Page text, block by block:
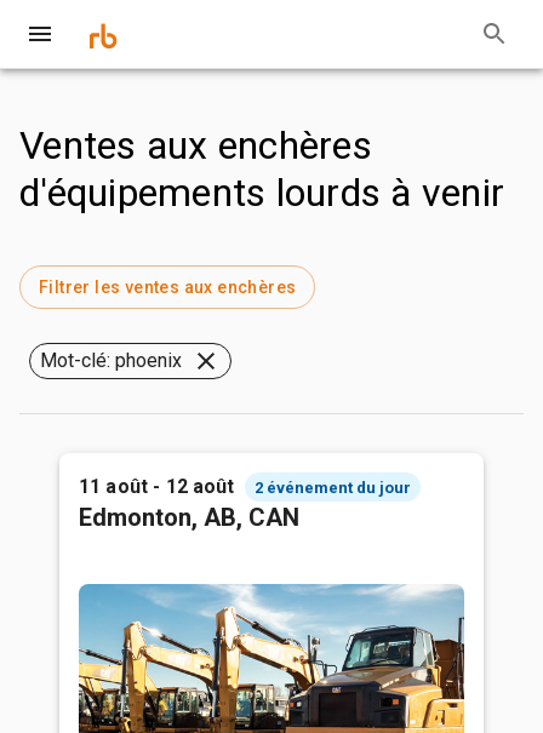
Ventes aux enchères
d'équipements lourds à venir
Filtrer les ventes aux enchères
Mot-clé: phoenix
11 août - 12 août 2 événement du jour
Edmonton, AB, CAN